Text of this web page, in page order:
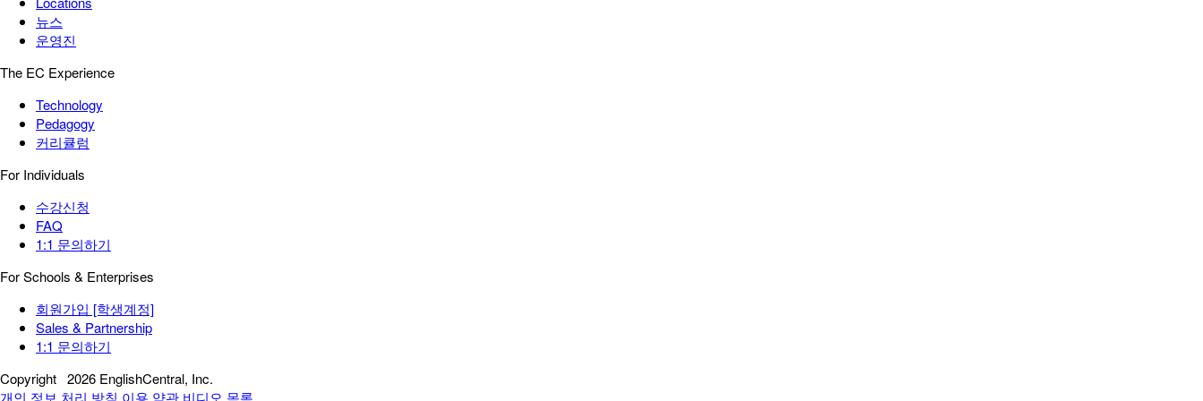
뉴스
운영진
The EC Experience
Technology
Pedagogy
커리큘럼
For Individuals
수강신청
FAQ
1:1 문의하기
For Schools & Enterprises
회원가입 [학생계정]
Sales & Partnership
1:1 문의하기
Copyright 2026 EnglishCentral, Inc.